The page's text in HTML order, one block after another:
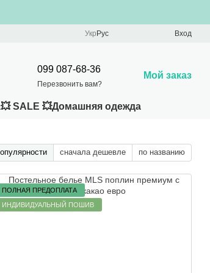
Укр Рус Вход
099 087-68-36
Перезвонить вам?
Мой заказ
💥 SALE 💥Домашняя одежда
сначала дешевле по названию
ПОЛНАЯ ПРЕДОПЛАТА
ИНДИВИДУАЛЬНЫЙ ПОШИВ